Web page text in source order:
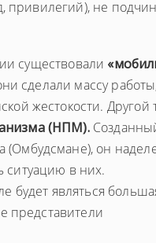
привилегий), не
существовали
сделали массу
жестокости. Другой
(НПМ).
он
ситуацию в них.
будет являться
представители